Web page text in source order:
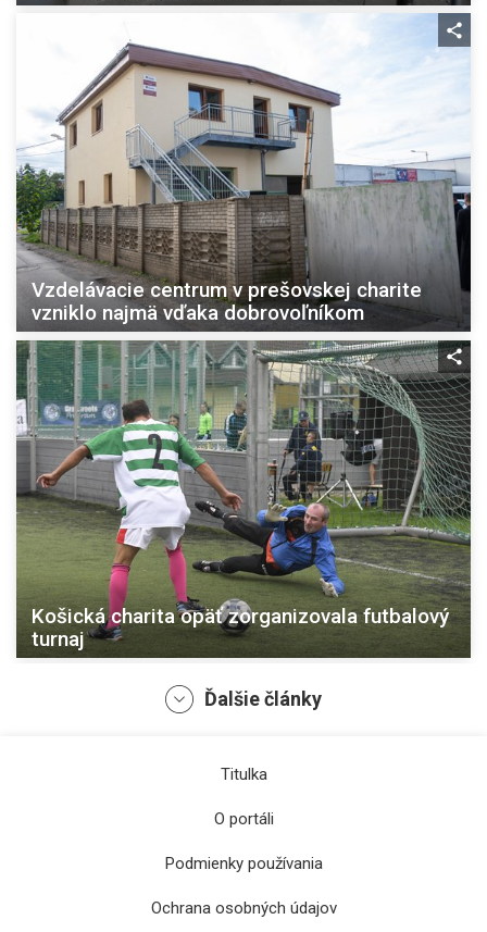
Vzdelávacie centrum v prešovskej charite
vzniklo najmä vďaka dobrovoľníkom
Košická charita opäť zorganizovala futbalový
turnaj
Ďalšie články
Titulka
O portáli
Podmienky používania
Ochrana osobných údajov